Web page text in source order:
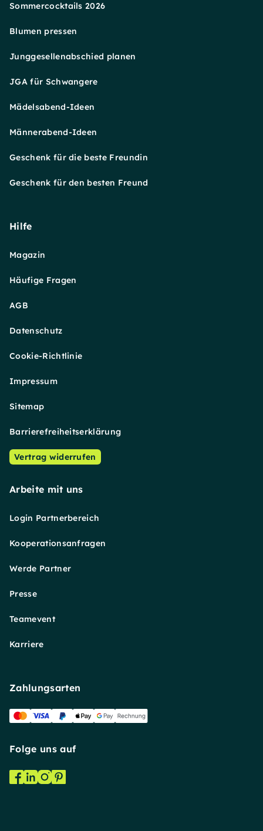
Sommercocktails 2026
Blumen pressen
Junggesellenabschied planen
JGA für Schwangere
Mädelsabend-Ideen
Männerabend-Ideen
Geschenk für die beste Freundin
Geschenk für den besten Freund
Hilfe
Magazin
Häufige Fragen
AGB
Datenschutz
Cookie-Richtlinie
Impressum
Sitemap
Barrierefreiheitserklärung
Vertrag widerrufen
Arbeite mit uns
Login Partnerbereich
Kooperationsanfragen
Werde Partner
Presse
Teamevent
Karriere
Zahlungsarten
Folge uns auf